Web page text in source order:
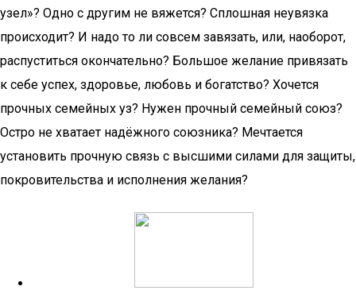
узел»? Одно с другим не вяжется? Сплошная неувязка
происходит? И надо то ли совсем завязать, или, наоборот,
распуститься окончательно? Большое желание привязать
к себе успех, здоровье, любовь и богатство? Хочется
прочных семейных уз? Нужен прочный семейный союз?
Остро не хватает надёжного союзника? Мечтается
установить прочную связь с высшими силами для защиты,
покровительства и исполнения желания?